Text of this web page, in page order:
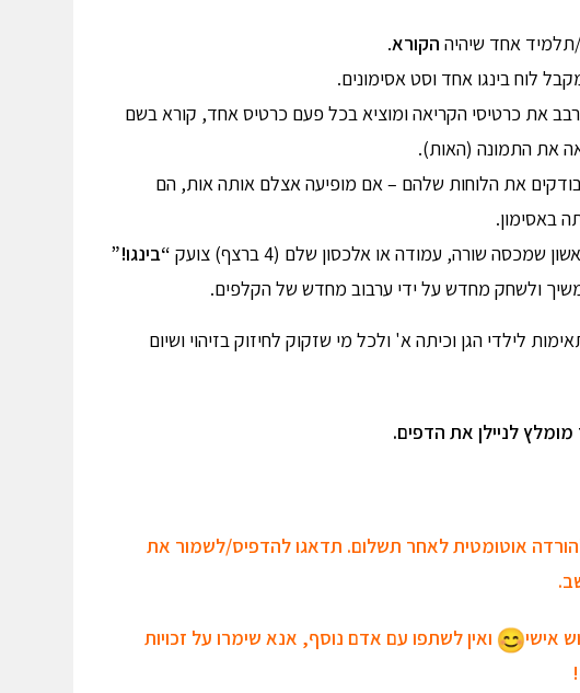
אחד שיהיה הקורא.
לוח בינגו אחד וסט אסימונים.
את כרטיסי הקריאה ומוציא בכל פעם כרטיס אחד, קורא בשם
את התמונה (האות).
את הלוחות שלהם – אם מופיעה אצלם אותה אות, הם
באסימון.
שמכסה שורה, עמודה או אלכסון שלם (4 ברצף) צועק
“בינגו!”
ולשחק מחדש על ידי ערבוב מחדש של הקלפים.
לילדי הגן וכיתה א' ולכל מי שזקוק לחיזוק בזיהוי ושיום
לניילן את הדפים.
אוטומטית לאחר תשלום. תדאגו להדפיס/לשמור את
אישי
ואין לשתפו עם אדם נוסף, אנא שימרו על זכויות